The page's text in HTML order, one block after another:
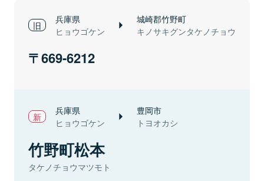
兵庫県
ヒョウゴケン
城崎郡竹野町
キノサキグンタケノチョウ
669-6212
兵庫県
ヒョウゴケン
豊岡市
トヨオカシ
竹野町松本
タケノチョウマツモト